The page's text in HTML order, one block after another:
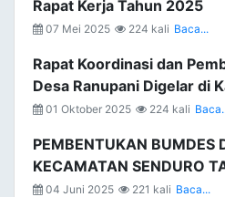
Rapat Kerja Tahun 2025
07 Mei 2025 224 kali Baca...
Rapat Koordinasi dan
Desa Ranupani Digelar di
01 Oktober 2025 224 kali
PEMBENTUKAN BUMDES
KECAMATAN SENDURO
04 Juni 2025 221 kali Baca...